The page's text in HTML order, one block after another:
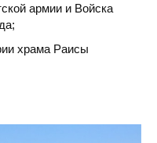
армии и Войска
храма Раисы